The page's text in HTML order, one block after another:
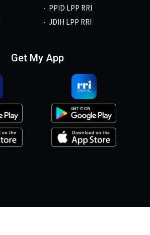
PPID LPP RRI
JDIH LPP RRI
Get My App